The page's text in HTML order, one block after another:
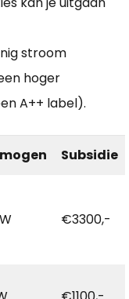
stroom
hoger
A++ label).
Subsidie
€3300,-